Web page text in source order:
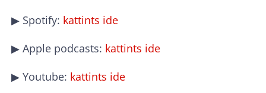
▶ Spotify: kattints ide
▶ Apple podcasts: kattints ide
▶ Youtube: kattints ide